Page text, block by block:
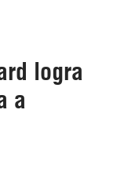
logra
a